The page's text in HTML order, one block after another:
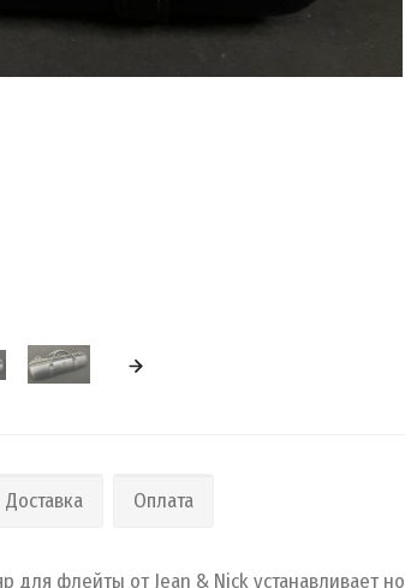
Доставка Оплата
флейты от Jean & Nick устанавливает